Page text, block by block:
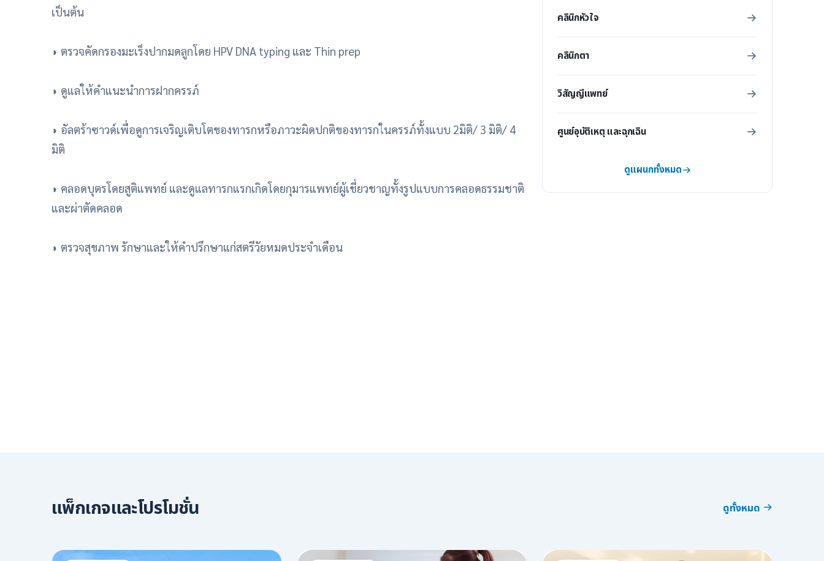
เป็นต้น
◗ ตรวจคัดกรองมะเร็งปากมดลูกโดย HPV DNA typing และ Thin prep
◗ ดูแลให้คำแนะนำการฝากครรภ์
◗ อัลตร้าซาวด์เพื่อดูการเจริญเติบโตของทารกหรือภาวะผิดปกติของทารกในครรภ์ทั้งแบบ 2มิติ/ 3 มิติ/ 4
มิติ
◗ คลอดบุตรโดยสูติแพทย์ และดูแลทารกแรกเกิดโดยกุมารแพทย์ผู้เชี่ยวชาญทั้งรูปแบบการคลอดธรรมชาติ
และผ่าตัดคลอด
◗ ตรวจสุขภาพ รักษาและให้คำปรึกษาแก่สตรีวัยหมดประจำเดือน
คลินิกหัวใจ
คลินิกตา
วิสัญญีแพทย์
ศูนย์อุบัติเหตุ และฉุกเฉิน
ดูแผนกทั้งหมด
แพ็กเกจและโปรโมชั่น ดูทั้งหมด